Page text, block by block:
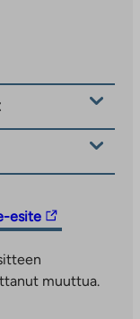
esite
muuttua.